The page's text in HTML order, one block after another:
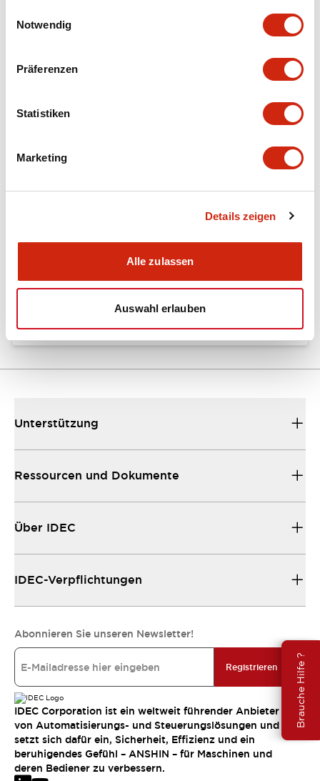
Notwendig
Präferenzen
Statistiken
Marketing
Details zeigen
Alle zulassen
Auswahl erlauben
Brauche Hilfe ?
Spezifikationen Alle erweitern+
EU2B Datasheet
Unterstützung
Ressourcen und Dokumente
Über IDEC
IDEC-Verpflichtungen
Abonnieren Sie unseren Newsletter!
Registrieren
IDEC Corporation ist ein weltweit führender Anbieter
von Automatisierungs- und Steuerungslösungen und
setzt sich dafür ein, Sicherheit, Effizienz und ein
beruhigendes Gefühl – ANSHIN – für Maschinen und
deren Bediener zu verbessern.